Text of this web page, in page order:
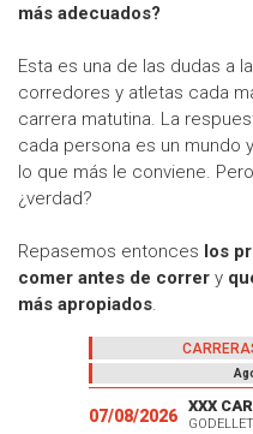
más adecuados?
Esta es una de las dudas a
corredores y atletas cada
carrera matutina. La
cada persona es un mundo
lo que más le conviene.
¿verdad?
Repasemos entonces los
comer antes de correr y
más apropiados.
07/08/2026